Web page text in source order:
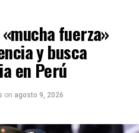
fuerza»
y busca
en Perú
on agosto 9, 2026